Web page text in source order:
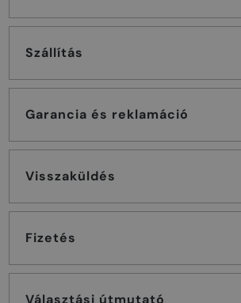
Szállítás
Garancia és reklamáció
Visszaküldés
Fizetés
Választási útmutató